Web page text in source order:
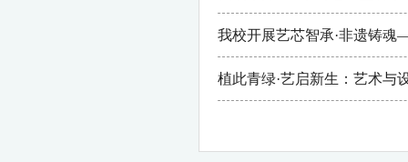
我校开展艺芯智承·非遗铸
植此青绿·艺启新生：艺术与